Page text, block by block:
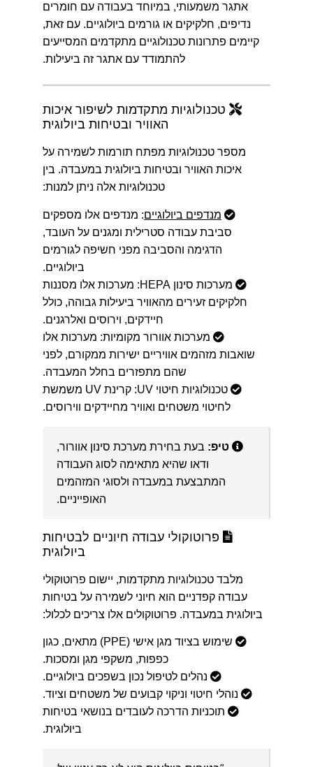
אתגר משמעותי, במיוחד בעבודה עם חומרים
נדיפים, חלקיקים או גורמים ביולוגיים. עם זאת,
קיימים פתרונות טכנולוגיים מתקדמים המסייעים
להתמודד עם אתגר זה ביעילות.
טכנולוגיות מתקדמות לשיפור איכות
האוויר ובטיחות ביולוגית
מספר טכנולוגיות מפתח תורמות לשמירה על
איכות האוויר ובטיחות ביולוגית במעבדה. בין
טכנולוגיות אלה ניתן למנות:
מנדפים ביולוגיים: מנדפים אלו מספקים
סביבת עבודה סטרילית ומגנים על העובד,
הדגימה והסביבה מפני חשיפה לגורמים
ביולוגיים.
מערכות סינון HEPA: מערכות אלו מסננות
חלקיקים זעירים מהאוויר ביעילות גבוהה, כולל
חיידקים, וירוסים ואלרגנים.
מערכות אוורור מקומיות: מערכות אלו
שואבות מזהמים אוויריים ישירות ממקורם, לפני
שהם מתפזרים בחלל המעבדה.
טכנולוגיות חיטוי UV: קרינת UV משמשת
לחיטוי משטחים ואוויר מחיידקים ווירוסים.
טיפ: בעת בחירת מערכת סינון אוורור,
ודאו שהיא מתאימה לסוג העבודה
המתבצעת במעבדה ולסוגי המזהמים
האופייניים.
פרוטוקולי עבודה חיוניים לבטיחות
ביולוגית
מלבד טכנולוגיות מתקדמות, יישום פרוטוקולי
עבודה קפדניים הוא חיוני לשמירה על בטיחות
ביולוגית במעבדה. פרוטוקולים אלו צריכים לכלול:
שימוש בציוד מגן אישי (PPE) מתאים, כגון
כפפות, משקפי מגן ומסכות.
נהלים לטיפול נכון בשפכים ביולוגיים.
נוהלי חיטוי וניקוי קבועים של משטחים וציוד.
תוכניות הדרכה לעובדים בנושאי בטיחות
ביולוגית.